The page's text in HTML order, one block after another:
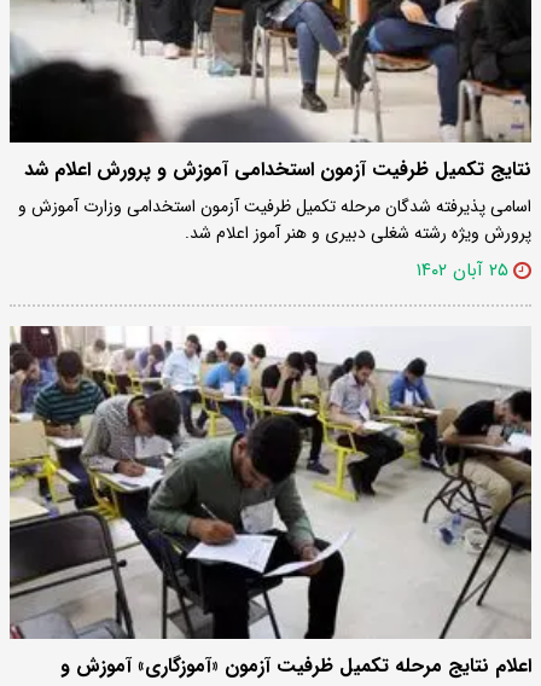
نتایج تکمیل ظرفیت آزمون استخدامی آموزش و پرورش اعلام شد
اسامی پذیرفته شدگان مرحله تکمیل ظرفیت آزمون استخدامی وزارت آموزش و
پرورش ویژه رشته شغلی دبیری و هنر آموز اعلام شد.
۲۵ آبان ۱۴۰۲
اعلام نتایج مرحله تکمیل ظرفیت آزمون «آموزگاری» آموزش و